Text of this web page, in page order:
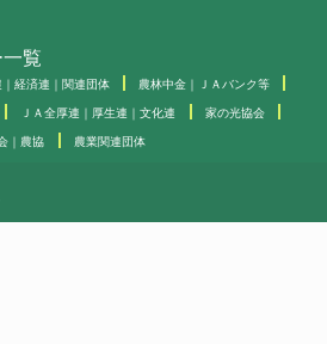
覧
｜経済連｜関連団体 農林中金｜ＪＡバンク等
ＪＡ全厚連｜厚生連｜文化連 家の光協会
｜農協 農業関連団体